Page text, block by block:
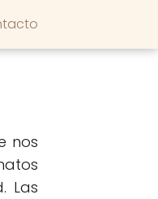
nos
Las